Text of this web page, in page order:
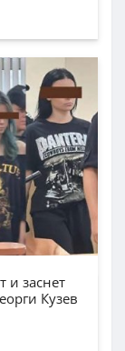
и заснет
Кузев